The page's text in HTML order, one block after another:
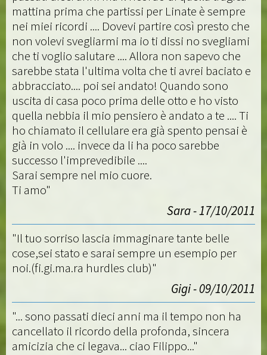
mattina prima che partissi per Linate è sempre
nei miei ricordi .... Dovevi partire così presto che
non volevi svegliarmi ma io ti dissi no svegliami
che ti voglio salutare .... Allora non sapevo che
sarebbe stata l'ultima volta che ti avrei baciato e
abbracciato.... poi sei andato! Quando sono
uscita di casa poco prima delle otto e ho visto
quella nebbia il mio pensiero è andato a te .... Ti
ho chiamato il cellulare era già spento pensai è
già in volo .... invece da li ha poco sarebbe
successo l'imprevedibile ....
Sarai sempre nel mio cuore.
Ti amo"
Sara - 17/10/2011
"Il tuo sorriso lascia immaginare tante belle
cose,sei stato e sarai sempre un esempio per
noi.(fi.gi.ma.ra hurdles club)"
Gigi - 09/10/2011
"... sono passati dieci anni ma il tempo non ha
cancellato il ricordo della profonda, sincera
amicizia che ci legava... ciao Filippo..."